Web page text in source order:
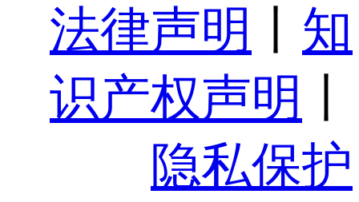
法律声明
知
识产权声明
隐私保护